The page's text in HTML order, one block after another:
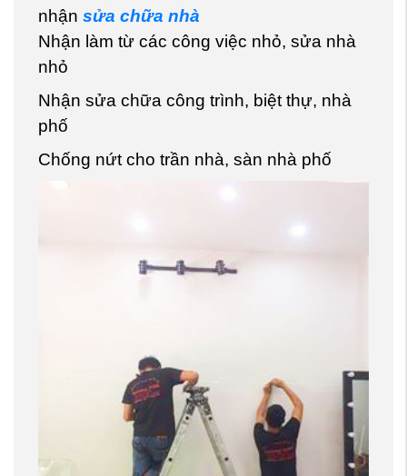
nhận sửa chữa nhà
Nhận làm từ các công việc nhỏ, sửa nhà
nhỏ
Nhận sửa chữa công trình, biệt thự, nhà
phố
Chống nứt cho trần nhà, sàn nhà phố